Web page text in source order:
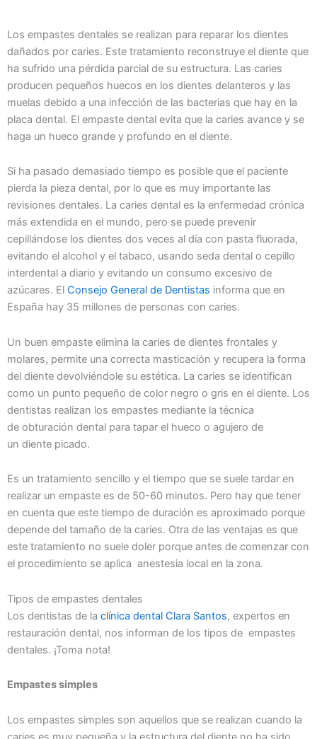
Los empastes dentales se realizan para reparar los dientes
dañados por caries. Este tratamiento reconstruye el diente que
ha sufrido una pérdida parcial de su estructura. Las caries
producen pequeños huecos en los dientes delanteros y las
muelas debido a una infección de las bacterias que hay en la
placa dental. El empaste dental evita que la caries avance y se
haga un hueco grande y profundo en el diente.
Si ha pasado demasiado tiempo es posible que el paciente
pierda la pieza dental, por lo que es muy importante las
revisiones dentales. La caries dental es la enfermedad crónica
más extendida en el mundo, pero se puede prevenir
cepillándose los dientes dos veces al día con pasta fluorada,
evitando el alcohol y el tabaco, usando seda dental o cepillo
interdental a diario y evitando un consumo excesivo de
azúcares. El Consejo General de Dentistas informa que en
España hay 35 millones de personas con caries.
Un buen empaste elimina la caries de dientes frontales y
molares, permite una correcta masticación y recupera la forma
del diente devolviéndole su estética. La caries se identifican
como un punto pequeño de color negro o gris en el diente. Los
dentistas realizan los empastes mediante la técnica
de obturación dental para tapar el hueco o agujero de
un diente picado.
Es un tratamiento sencillo y el tiempo que se suele tardar en
realizar un empaste es de 50-60 minutos. Pero hay que tener
en cuenta que este tiempo de duración es aproximado porque
depende del tamaño de la caries. Otra de las ventajas es que
este tratamiento no suele doler porque antes de comenzar con
el procedimiento se aplica anestesia local en la zona.
Tipos de empastes dentales
Los dentistas de la clínica dental Clara Santos, expertos en
restauración dental, nos informan de los tipos de empastes
dentales. ¡Toma nota!
Empastes simples
Los empastes simples son aquellos que se realizan cuando la